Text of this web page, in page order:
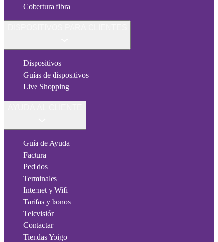
Cobertura fibra
Dispositivos
Guías de dispositivos
Live Shopping
Guía de Ayuda
Factura
Pedidos
Terminales
Internet y Wifi
Tarifas y bonos
Televisión
Contactar
Tiendas Yoigo